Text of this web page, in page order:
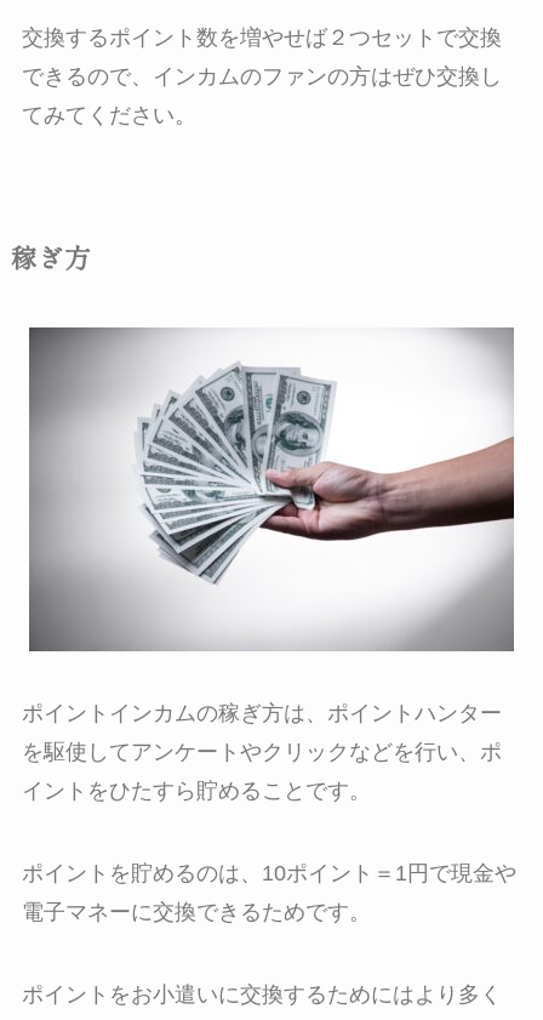
交換するポイント数を増やせば２つセットで交換
できるので、インカムのファンの方はぜひ交換し
てみてください。
稼ぎ方
ポイントインカムの稼ぎ方は、ポイントハンター
を駆使してアンケートやクリックなどを行い、ポ
イントをひたすら貯めることです。
ポイントを貯めるのは、10ポイント＝1円で現金や
電子マネーに交換できるためです。
ポイントをお小遣いに交換するためにはより多く